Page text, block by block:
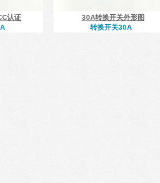
认证
30A转换开关外形图
转换开关30A